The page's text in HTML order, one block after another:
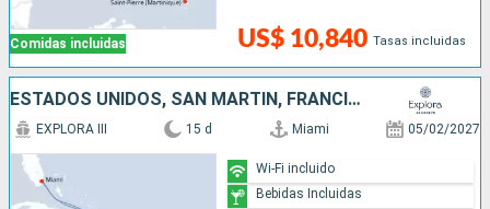
Comidas incluidas US$ 10,840 Tasas incluidas
ESTADOS UNIDOS, SAN MARTÍN, FRANCIA, ANTIGUA Y BARBUDA, PUERTO RICO, REPÚBLICA DOMINICANA
EXPLORA III 15 d Miami 05/02/2027
Wi-Fi incluido
Bebidas Incluidas